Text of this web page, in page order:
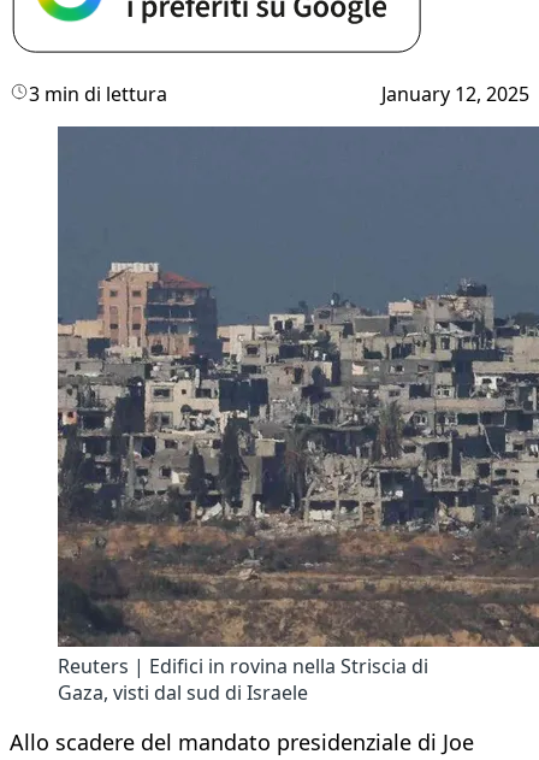
3 min di lettura January 12, 2025
Reuters | Edifici in rovina nella Striscia di
Gaza, visti dal sud di Israele
Allo scadere del mandato presidenziale di Joe